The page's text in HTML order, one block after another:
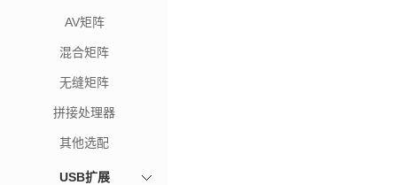
AV矩阵
混合矩阵
无缝矩阵
拼接处理器
其他选配
USB扩展